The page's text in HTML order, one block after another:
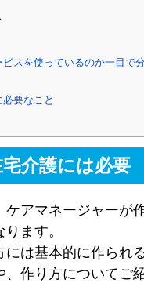
スを使っているのか一目で
要なこと
介護には必要
アマネージャーが
ます。
は基本的に作られ
作り方についてご